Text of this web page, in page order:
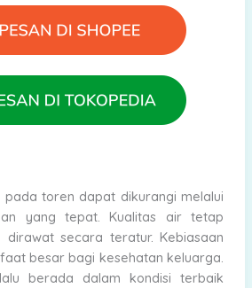
pada toren dapat dikurangi melalui
yang tepat. Kualitas air tetap
secara teratur. Kebiasaan
besar bagi kesehatan keluarga.
berada dalam kondisi terbaik